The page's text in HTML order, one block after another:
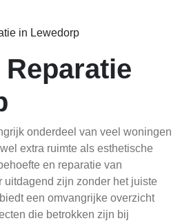
in Lewedorp
onderdeel van veel woningen
extra ruimte als esthetische
en reparatie van
uitdagend zijn zonder het juiste
een omvangrijke overzicht
die betrokken zijn bij